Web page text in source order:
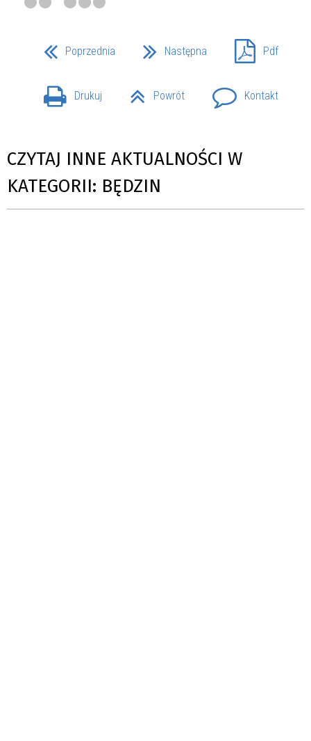
Poprzednia Następna Pdf
Drukuj Powrót Kontakt
CZYTAJ INNE AKTUALNOŚCI W
KATEGORII: BĘDZIN